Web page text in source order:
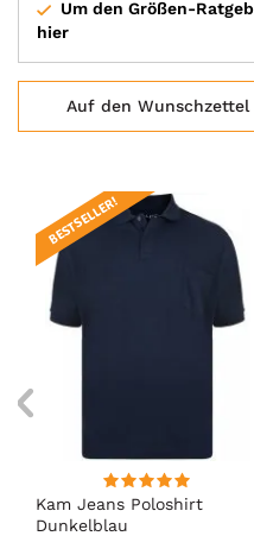
Um den Größen-
hier
Auf den Wunschzettel
Kam Jeans Poloshirt
Dunkelblau
BESTSELLER!